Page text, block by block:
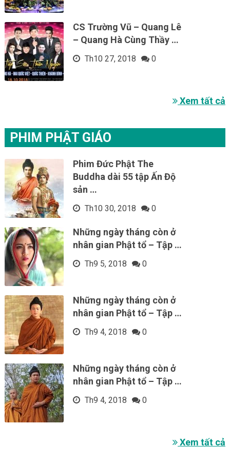
CS Trường Vũ – Quang Lê
– Quang Hà Cùng Thầy …
Th10 27, 2018 0
Xem tất cả
PHIM PHẬT GIÁO
Phim Đức Phật The
Buddha dài 55 tập Ấn Độ
sản …
Th10 30, 2018 0
Những ngày tháng còn ở
nhân gian Phật tổ – Tập …
Th9 5, 2018 0
Những ngày tháng còn ở
nhân gian Phật tổ – Tập …
Th9 4, 2018 0
Những ngày tháng còn ở
nhân gian Phật tổ – Tập …
Th9 4, 2018 0
Xem tất cả